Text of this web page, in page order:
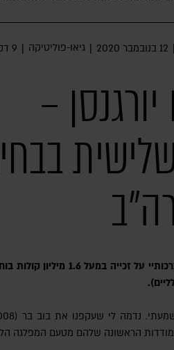
| 12 בנובמבר 2020 | גיאו-פוליטיקה | 9 דק׳
–